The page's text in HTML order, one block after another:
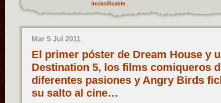
Inclasificable.
Mar 5 Jul 2011
El primer póster de Dream House y
Destination 5, los films comiqueros
diferentes pasiones y Angry Birds
su salto al cine…